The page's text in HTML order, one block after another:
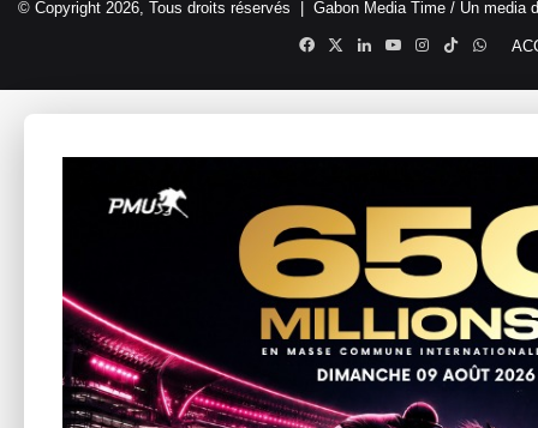
© Copyright 2026, Tous droits réservés | Gabon Media Time / Un media
Facebook
X LinkedinYouTubeInstagram
TikTok